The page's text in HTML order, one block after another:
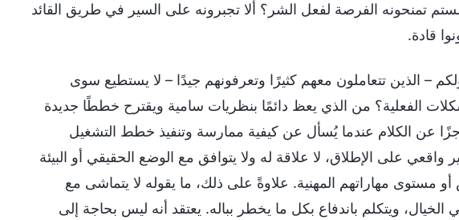
تمنحونه الفرصة لفعل الشر؟ ألا تجبرونه على السير في طريق القائد
قادة.
– الذين تتعاملون معهم كثيرًا وتعرفونهم جيدًا – لا يستطيع سوى
الفعلية؟ من الذي يعظ دائمًا بنظريات سامية ويقترح خططًا جديدة
عن الكلام عندما يُسأل عن كيفية ممارسة وتنفيذ خطط التشغيل
على الإطلاق، لا علاقة له ولا يتوافق مع الوضع الحقيقي أو البيئة
مستوى مهاراتهم المهنية. علاوةً على ذلك، ما يقوله لا يتماشى مع
ويتكلم باندفاع بكل ما يخطر بباله. يعتقد أنه ليس بحاجة إلى